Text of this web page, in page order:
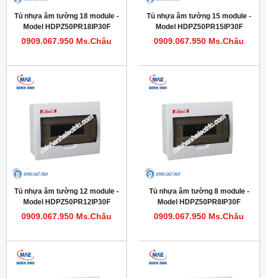
Tủ nhựa âm tường 18 module -
Model HDPZ50PR18IP30F
0909.067.950 Ms.Châu
Tủ nhựa âm tường 15 module -
Model HDPZ50PR15IP30F
0909.067.950 Ms.Châu
Tủ nhựa âm tường 12 module -
Model HDPZ50PR12IP30F
0909.067.950 Ms.Châu
Tủ nhựa âm tường 8 module -
Model HDPZ50PR8IP30F
0909.067.950 Ms.Châu